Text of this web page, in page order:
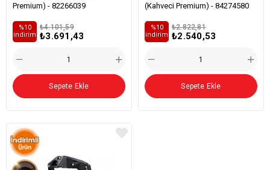
Premium) - 82266039
₺3.691,43
₺4.101,59
%10
i̇ndirim
Sepete Ekle
(Kahveci Premium) - 84274580
₺2.540,53
₺2.822,81
%10
i̇ndirim
Sepete Ekle